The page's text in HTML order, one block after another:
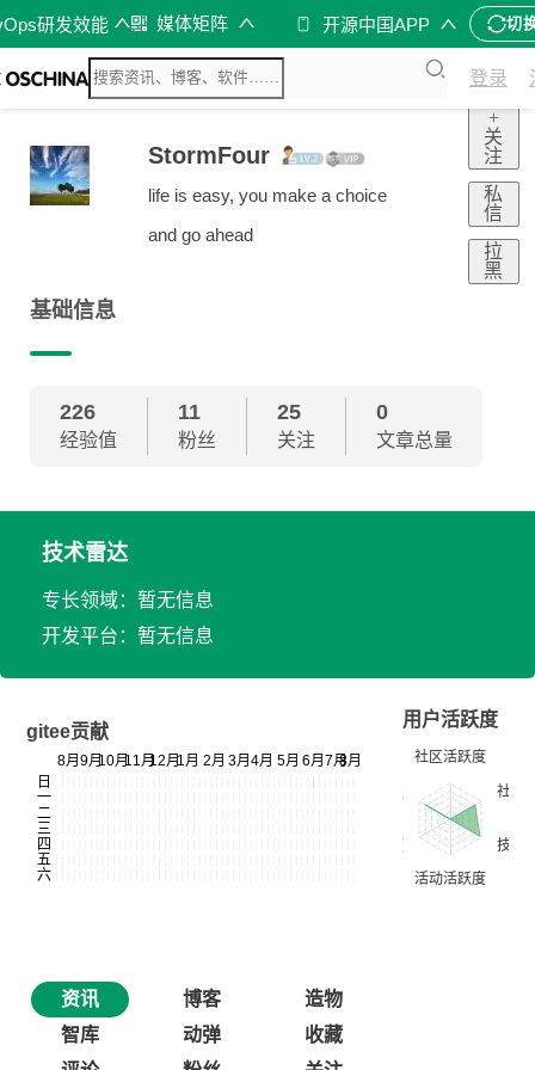
研发效能 媒体矩阵 开源中国APP 切
登录
StormFour
life is easy, you make a choice
and go ahead
+
关
注
私
信
拉
黑
基础信息
226
经验值
11
粉丝
25
关注
0
文章总量
技术雷达
专长领域：暂无信息
开发平台：暂无信息
gitee贡献
用户活跃度
资讯 博客
造物
智库
动弹
收藏